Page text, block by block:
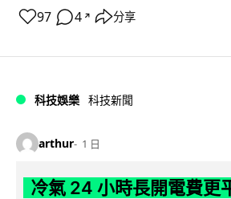
97 4 ↗ 分享
科技娛樂 科技新聞
arthur 1 日
冷氣 24 小時長開電費更